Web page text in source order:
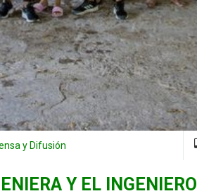
y Difusión
Y EL INGENIERO